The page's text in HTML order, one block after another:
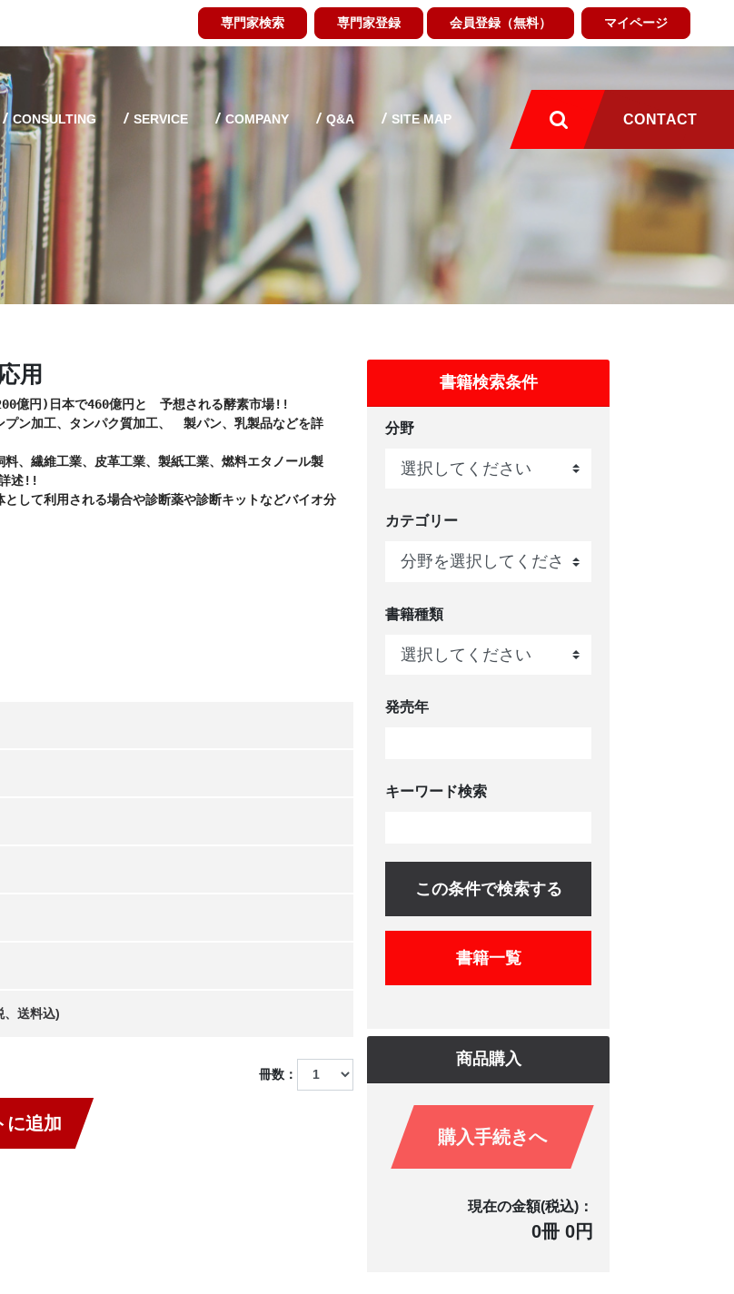
専門家検索 専門家登録 会員登録（無料） マイページ
CONSULTING SERVICE COMPANY Q&A SITE MAP CONTACT
用
億円)日本で460億円と　予想される酵素市場!!
ン加工、タンパク質加工、　製パン、乳製品などを詳
、繊維工業、皮革工業、製紙工業、燃料エタノール製
詳述!!
して利用される場合や診断薬や診断キットなどバイオ分
、送料込)
冊数：
に追加
書籍検索条件
分野
カテゴリー
書籍種類
発売年
キーワード検索
この条件で検索する
書籍一覧
商品購入
購入手続きへ
現在の金額(税込)：
0冊 0円